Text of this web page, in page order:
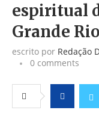
espiritual
Grande Rio
escrito por Redação
0 comments